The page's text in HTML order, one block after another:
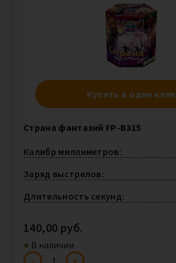
Купить в один клик
Страна фантазий FP-B315
Калибр миллиметров:
Заряд выстрелов:
Длительность секунд:
140,00 руб.
●︎ В наличии
-
+